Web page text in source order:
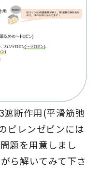
遮断作用(平滑筋弛
ピレンゼピンには
題を用意しまし
ら解いてみて下さ